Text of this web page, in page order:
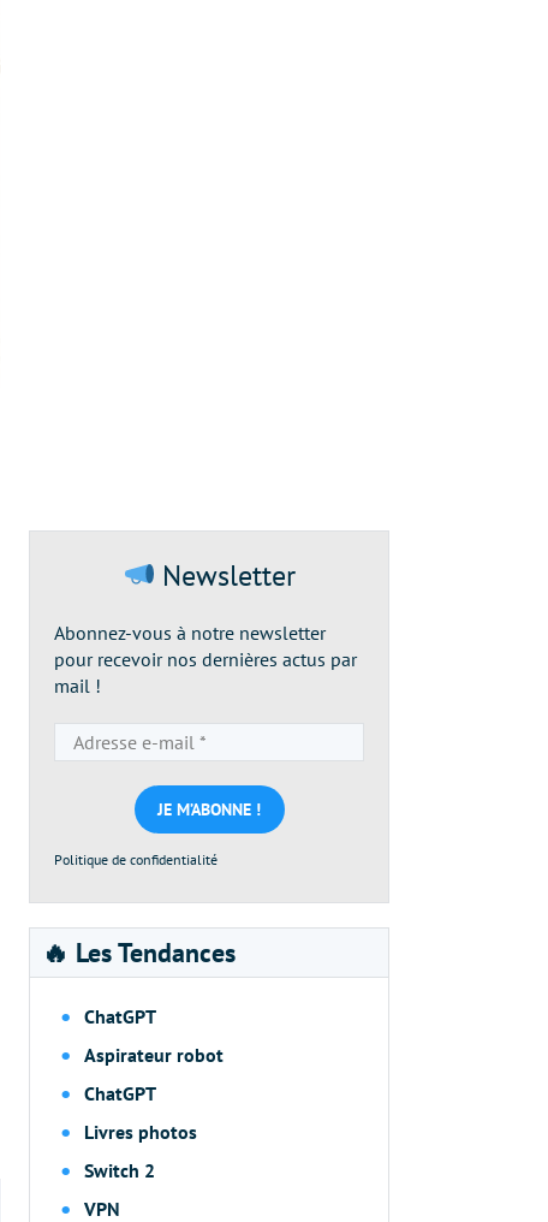
Newsletter
Abonnez-vous à notre newsletter
pour recevoir nos dernières actus par
mail !
e-
mail
*
Politique de confidentialité
🔥 Les Tendances
ChatGPT
Aspirateur robot
ChatGPT
Livres photos
Switch 2
VPN